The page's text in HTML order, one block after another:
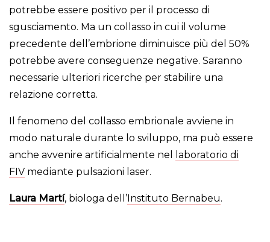
potrebbe essere positivo per il processo di
sgusciamento. Ma un collasso in cui il volume
precedente dell’embrione diminuisce più del 50%
potrebbe avere conseguenze negative. Saranno
necessarie ulteriori ricerche per stabilire una
relazione corretta.
Il fenomeno del collasso embrionale avviene in
modo naturale durante lo sviluppo, ma può essere
anche avvenire artificialmente nel
laboratorio di
FIV mediante pulsazioni laser.
Laura Martí, biologa dell’ Instituto Bernabeu.